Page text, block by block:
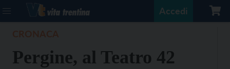
Accedi
Pergine, al Teatro 42